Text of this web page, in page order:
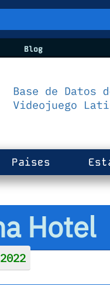
Blog
Paises
Hotel
2022